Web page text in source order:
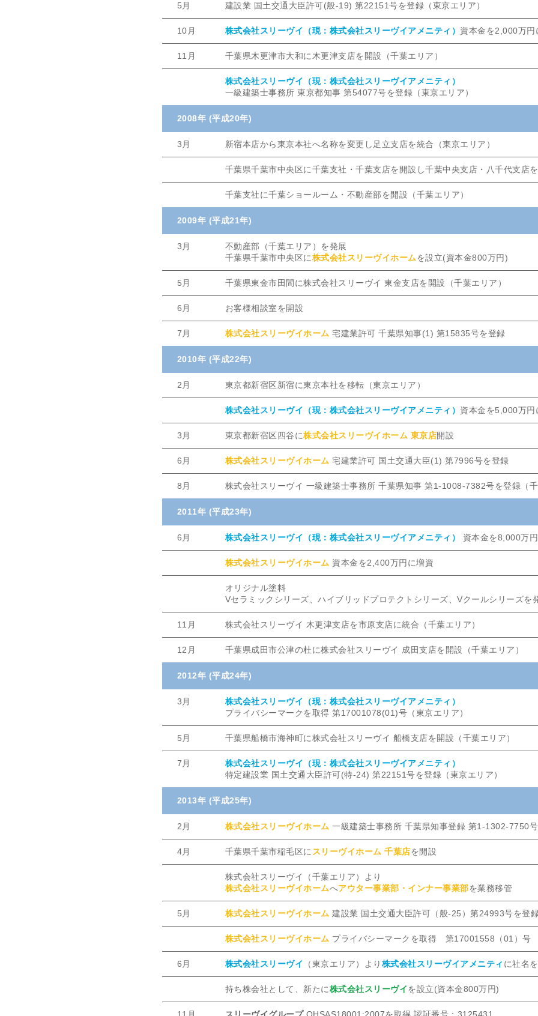
5月 建設業 国土交通大臣許可(般-19) 第22151号を登録（東京エリア）
10月 株式会社スリーヴイ（現：株式会社スリーヴイアメニティ） 資本金を2,000万円
11月 千葉県木更津市大和に木更津支店を開設（千葉エリア）
株式会社スリーヴイ（現：株式会社スリーヴイアメニティ）
一級建築士事務所 東京都知事 第54077号を登録（東京エリア）
2008年 (平成20年)
3月 新宿本店から東京本社へ名称を変更し足立支店を統合（東京エリア）
千葉県千葉市中央区に千葉支社・千葉支店を開設し千葉中央支店・八千代支店
千葉支社に千葉ショールーム・不動産部を開設（千葉エリア）
2009年 (平成21年)
3月
不動産部（千葉エリア）を発展
千葉県千葉市中央区に株式会社スリーヴイホームを設立(資本金800万円)
5月 千葉県東金市田間に株式会社スリーヴイ 東金支店を開設（千葉エリア）
6月 お客様相談室を開設
7月 株式会社スリーヴイホーム 宅建業許可 千葉県知事(1) 第15835号を登録
2010年 (平成22年)
2月 東京都新宿区新宿に東京本社を移転（東京エリア）
株式会社スリーヴイ（現：株式会社スリーヴイアメニティ） 資本金を5,000万円
3月 東京都新宿区四谷に株式会社スリーヴイホーム 東京店開設
6月 株式会社スリーヴイホーム 宅建業許可 国土交通大臣(1) 第7996号を登録
8月 株式会社スリーヴイ 一級建築士事務所 千葉県知事 第1-1008-7382号を登録（
2011年 (平成23年)
6月 株式会社スリーヴイ（現：株式会社スリーヴイアメニティ） 資本金を8,000万
株式会社スリーヴイホーム 資本金を2,400万円に増資
オリジナル塗料
Vセラミックシリーズ、ハイブリッドプロテクトシリーズ、Vクールシリーズを
11月 株式会社スリーヴイ 木更津支店を市原支店に統合（千葉エリア）
12月 千葉県成田市公津の杜に株式会社スリーヴイ 成田支店を開設（千葉エリア）
2012年 (平成24年)
3月
株式会社スリーヴイ（現：株式会社スリーヴイアメニティ）
プライバシーマークを取得 第17001078(01)号（東京エリア）
5月 千葉県船橋市海神町に株式会社スリーヴイ 船橋支店を開設（千葉エリア）
7月
株式会社スリーヴイ（現：株式会社スリーヴイアメニティ）
特定建設業 国土交通大臣許可(特-24) 第22151号を登録（東京エリア）
2013年 (平成25年)
2月 株式会社スリーヴイホーム 一級建築士事務所 千葉県知事登録 第1-1302-7750
4月 千葉県千葉市稲毛区に スリーヴイホーム 千葉店を開設
株式会社スリーヴイ（千葉エリア）より
株式会社スリーヴイホームへアウター事業部・インナー事業部を業務移管
5月 株式会社スリーヴイホーム 建設業 国土交通大臣許可（般-25）第24993号を登
株式会社スリーヴイホーム プライバシーマークを取得 第17001558（01）号
6月 株式会社スリーヴイ （東京エリア）より 株式会社スリーヴイアメニティ に社名
持ち株会社として、新たに株式会社スリーヴイを設立(資本金800万円)